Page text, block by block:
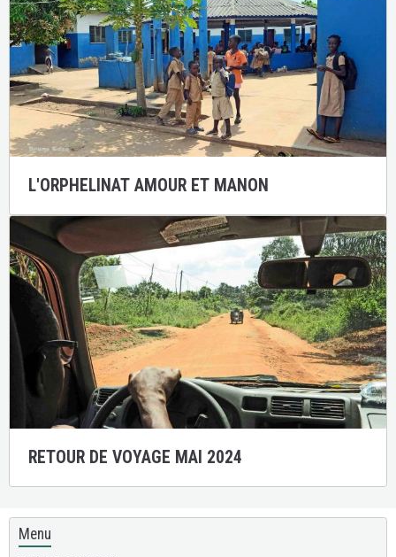
L'ORPHELINAT AMOUR ET MANON
RETOUR DE VOYAGE MAI 2024
Menu